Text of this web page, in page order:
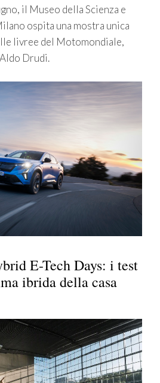
il Museo della Scienza e
ospita una mostra unica
livree del Motomondiale,
Drudi.
E-Tech Days: i test
ibrida della casa